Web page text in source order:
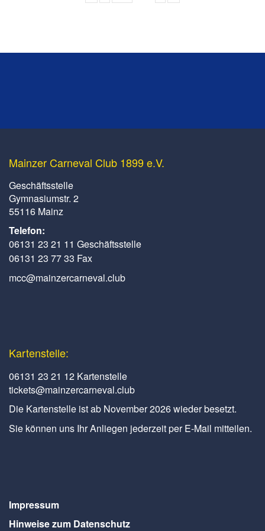
Mainzer Carneval Club 1899 e.V.
Geschäftsstelle
Gymnasiumstr. 2
55116 Mainz
Telefon:
06131 23 21 11 Geschäftsstelle
06131 23 77 33 Fax
mcc@mainzercarneval.club
Kartenstelle:
06131 23 21 12 Kartenstelle
tickets@mainzercarneval.club
Die Kartenstelle ist ab November 2026 wieder besetzt.
Sie können uns Ihr Anliegen jederzeit per E-Mail mitteilen.
Impressum
Hinweise zum Datenschutz